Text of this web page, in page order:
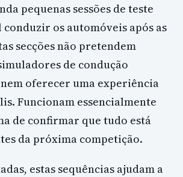
pequenas sessões de teste
conduzir os automóveis após as
secções não pretendem
de condução
oferecer uma experiência
Funcionam essencialmente
de confirmar que tudo está
da próxima competição.
estas sequências ajudam a